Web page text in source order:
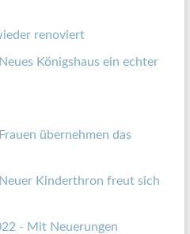
renoviert
Königshaus ein echter
übernehmen das
Kinderthron freut sich
- Mit Neuerungen